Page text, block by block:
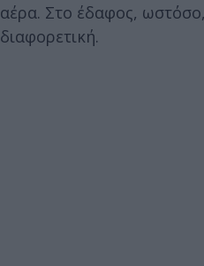
αέρα. Στο έδαφος,
διαφορετική.